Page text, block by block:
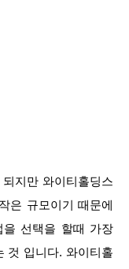
지만 와이티홀딩스
은 규모이기 때문에
을 선택을 할때 가장
것 입니다. 와이티홀